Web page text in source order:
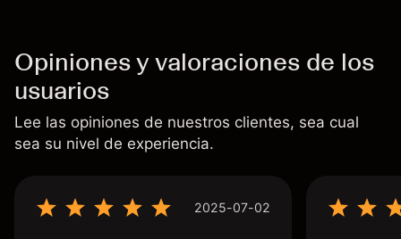
Opiniones y valoraciones de los
usuarios
Lee las opiniones de nuestros clientes, sea cual
sea su nivel de experiencia.
2025-07-02